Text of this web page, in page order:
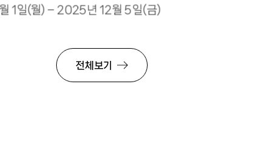
1일(월) – 2025년 12월 5일(금)
전체보기